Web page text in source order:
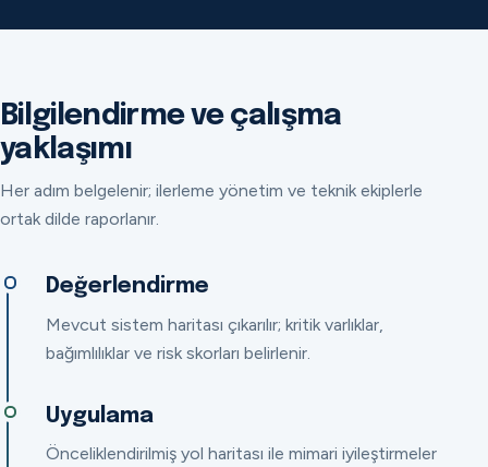
Bilgilendirme ve çalışma
yaklaşımı
Her adım belgelenir; ilerleme yönetim ve teknik ekiplerle
ortak dilde raporlanır.
Değerlendirme
Mevcut sistem haritası çıkarılır; kritik varlıklar,
bağımlılıklar ve risk skorları belirlenir.
Uygulama
Önceliklendirilmiş yol haritası ile mimari iyileştirmeler